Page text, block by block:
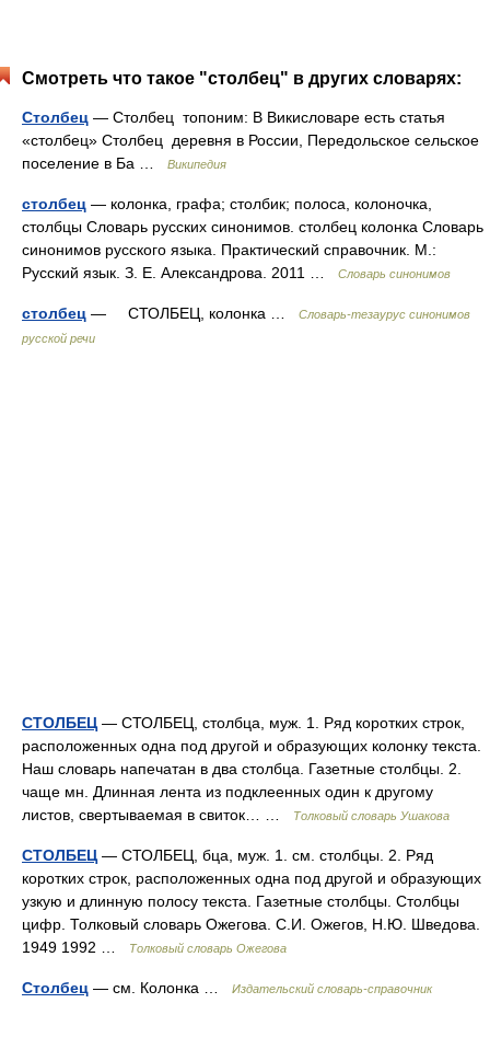
Смотреть что такое "столбец" в других словарях:
Столбец — Столбец топоним: В Викисловаре есть статья
«столбец» Столбец деревня в России, Передольское сельское
поселение в Ба …
Википедия
столбец — колонка, графа; столбик; полоса, колоночка,
столбцы Словарь русских синонимов. столбец колонка Словарь
синонимов русского языка. Практический справочник. М.:
Русский язык. З. Е. Александрова. 2011 …
Словарь синонимов
столбец — СТОЛБЕЦ, колонка …
Словарь-тезаурус синонимов
русской речи
СТОЛБЕЦ — СТОЛБЕЦ, столбца, муж. 1. Ряд коротких строк,
расположенных одна под другой и образующих колонку текста.
Наш словарь напечатан в два столбца. Газетные столбцы. 2.
чаще мн. Длинная лента из подклеенных один к другому
листов, свертываемая в свиток… …
Толковый словарь Ушакова
СТОЛБЕЦ — СТОЛБЕЦ, бца, муж. 1. см. столбцы. 2. Ряд
коротких строк, расположенных одна под другой и образующих
узкую и длинную полосу текста. Газетные столбцы. Столбцы
цифр. Толковый словарь Ожегова. С.И. Ожегов, Н.Ю. Шведова.
1949 1992 …
Толковый словарь Ожегова
Столбец — см. Колонка … Издательский словарь-справочник